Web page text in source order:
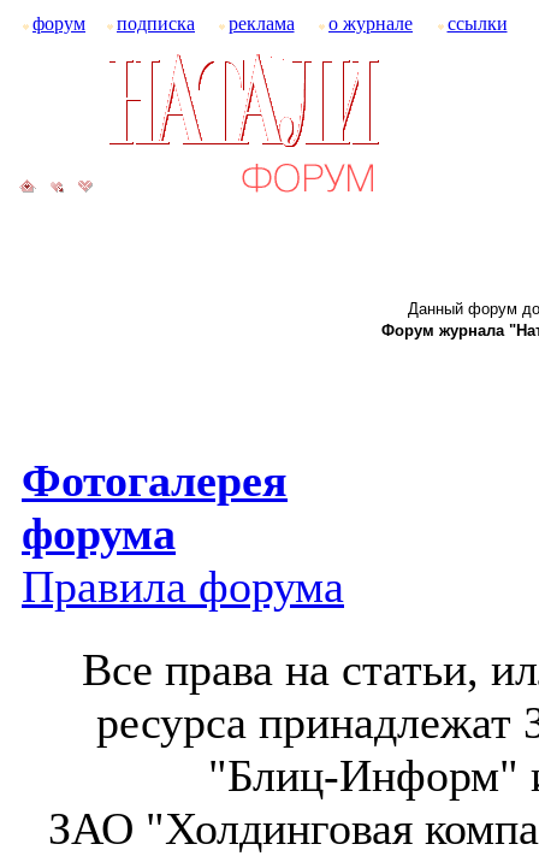
форум подписка реклама о журнале ссылки
Данный форум
Форум журнала
Фотогалерея
форума
Правила форума
Все права на статьи,
ресурса
"Блиц-Информ"
ЗАО "Холдинговая